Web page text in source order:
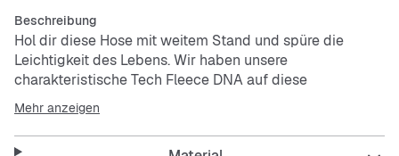
Beschreibung
Hol dir diese Hose mit weitem Stand und spüre die
Leichtigkeit des Lebens. Wir haben unsere
charakteristische Tech Fleece DNA auf diese
geschmeidige, gewebte Nike Tech-Hose übertragen.
Das Ergebnis sind stylische Oversize-Jogger, mit denen
du überall eine gute Figur machst. Der weite Stand
Mehr anzeigen